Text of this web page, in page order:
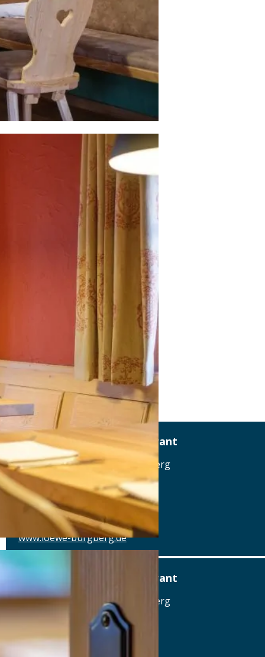
Der Löwe Hotel & Restaurant
Grüntenstraße 1, 87545 Burgberg
Tel.: Tel: 08321-2766343
Details
www.loewe-burgberg.de
Der Löwe Hotel & Restaurant
Grüntenstraße 1, 87545 Burgberg
Tel.: Tel: 08321-2766343